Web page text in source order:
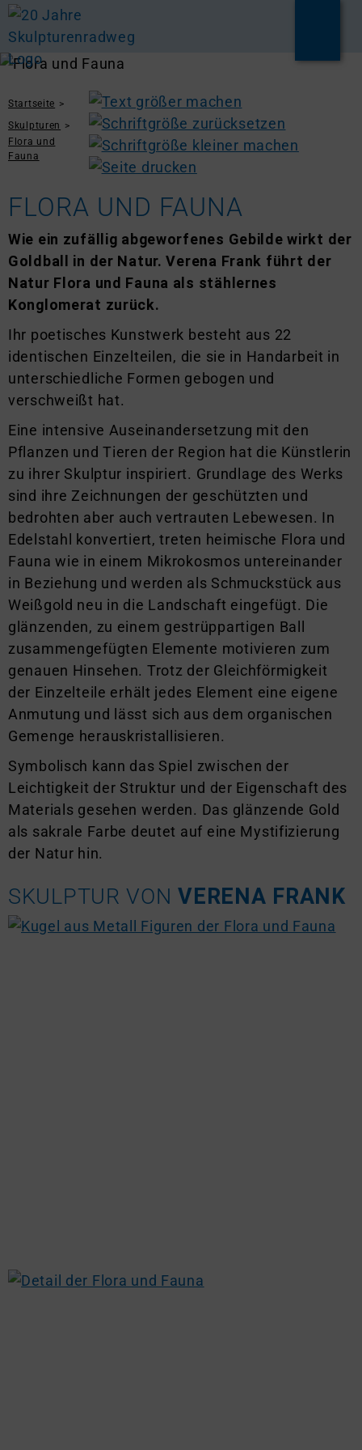
Startseite
Skulpturen
Flora und
Fauna
FLORA UND FAUNA
Wie ein zufällig abgeworfenes Gebilde wirkt der
Goldball in der Natur. Verena Frank führt der
Natur Flora und Fauna als stählernes
Konglomerat zurück.
Ihr poetisches Kunstwerk besteht aus 22
identischen Einzelteilen, die sie in Handarbeit in
unterschiedliche Formen gebogen und
verschweißt hat.
Eine intensive Auseinandersetzung mit den
Pflanzen und Tieren der Region hat die Künstlerin
zu ihrer Skulptur inspiriert. Grundlage des Werks
sind ihre Zeichnungen der geschützten und
bedrohten aber auch vertrauten Lebewesen. In
Edelstahl konvertiert, treten heimische Flora und
Fauna wie in einem Mikrokosmos untereinander
in Beziehung und werden als Schmuckstück aus
Weiß­gold neu in die Landschaft eingefügt. Die
glänzenden, zu einem gestrüppartigen Ball
zusammengefügten Elemente motivieren zum
genauen Hinsehen. Trotz der Gleichförmigkeit
der Einzelteile erhält jedes Element eine eigene
Anmutung und lässt sich aus dem organischen
Gemenge herauskristallisieren.
Symbolisch kann das Spiel zwischen der
Leichtigkeit der Struktur und der Eigenschaft des
Materials gesehen werden. Das glänzende Gold
als sakrale Farbe deutet auf eine Mystifizierung
der Natur hin.
SKULPTUR VONVERENA FRANK